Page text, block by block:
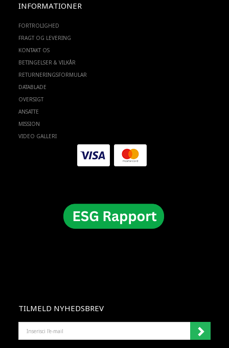
INFORMATIONER
FORTROLIGHED
FRAGT OG LEVERING
KONTAKT OS
BETINGELSER & VILKÅR
RETURNERINGSFORMULAR
DATABLADE
OVERSIGT
ANSATTE
MISSION
VIDEO GALLERI
TILMELD NYHEDSBREV
MAIL